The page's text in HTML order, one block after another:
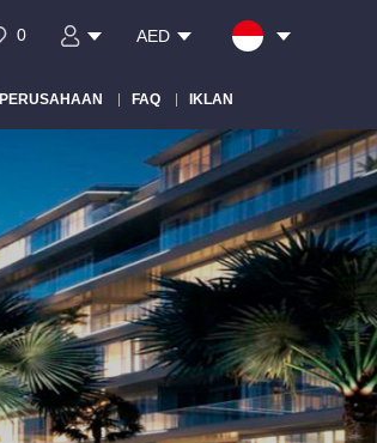
0 AED
PERUSAHAAN FAQ IKLAN